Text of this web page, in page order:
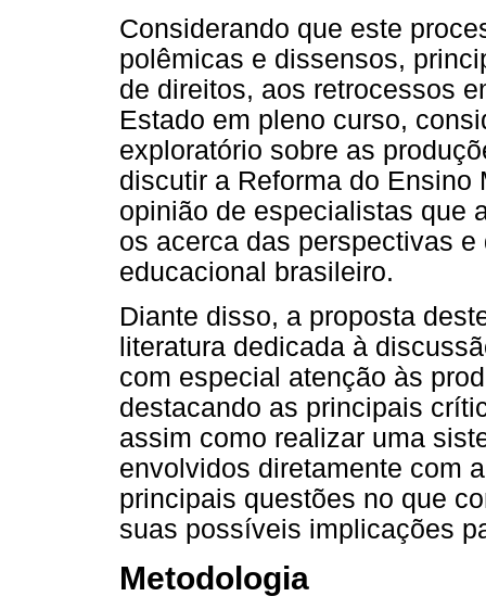
Considerando que este
polêmicas e dissensos,
de direitos, aos retrocessos
Estado em pleno curso,
exploratório sobre as
discutir a Reforma do
opinião de especialistas que
os acerca das perspectivas
educacional brasileiro.
Diante disso, a proposta
literatura dedicada à
com especial atenção às
destacando as principais
assim como realizar uma
envolvidos diretamente com
principais questões no que
suas possíveis implicações
Metodologia